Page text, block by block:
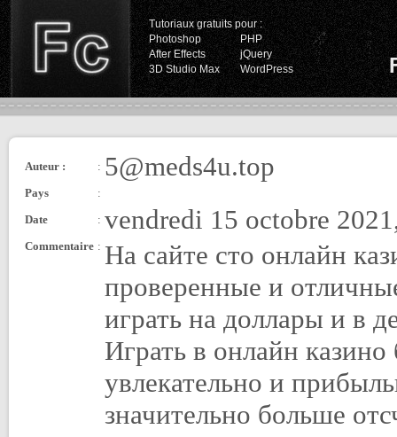
Tutoriaux gratuits pour :
Photoshop
PHP
After Effects
jQuery
3D Studio Max
WordPress
Auteur : : 5@meds4u.top
Pays
:
Date
: vendredi 15 octobre
Commentaire : На сайте сто онлайн
проверенные и
играть на доллары и в
Играть в онлайн казино
увлекательно и
значительно больше